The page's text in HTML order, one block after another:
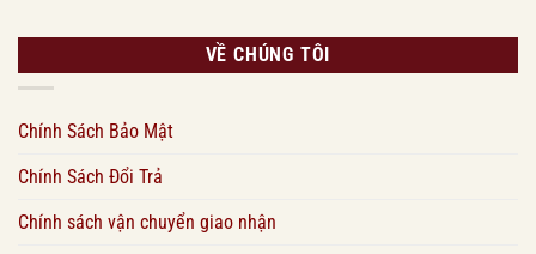
VỀ CHÚNG TÔI
Chính Sách Bảo Mật
Chính Sách Đổi Trả
Chính sách vận chuyển giao nhận